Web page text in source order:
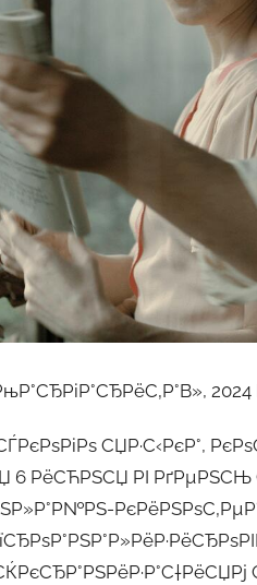
2024
СЏР·С‹РєР°,
6 РёСЋРЅСЏ РІ